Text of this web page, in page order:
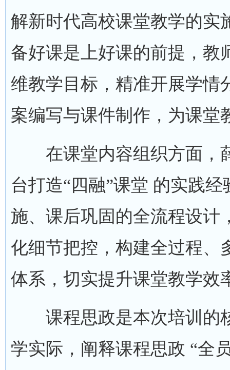
解新时代高校课堂教学的实
备好课是上好课的前提，教
维教学目标，精准开展学情
案编写与课件制作，为课堂
在课堂内容组织方面，
台打造“四融”课堂 的实践
施、课后巩固的全流程设计
化细节把控，构建全过程、
体系，切实提升课堂教学效
课程思政是本次培训的
学实际，阐释课程思政 “全